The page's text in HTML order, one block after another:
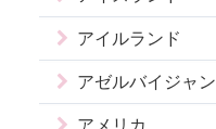
アイルランド
アゼルバイジャン
アメリカ